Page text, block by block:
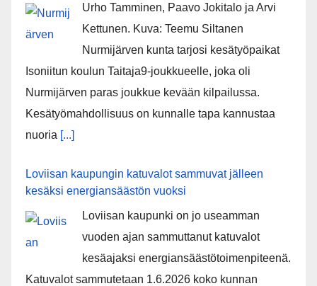
Urho Tamminen, Paavo Jokitalo ja Arvi
Kettunen. Kuva: Teemu Siltanen
Nurmijärven kunta tarjosi kesätyöpaikat
Isoniitun koulun Taitaja9-joukkueelle, joka oli
Nurmijärven paras joukkue kevään kilpailussa.
Kesätyömahdollisuus on kunnalle tapa kannustaa
nuoria [...]
Loviisan kaupungin katuvalot sammuvat jälleen
kesäksi energiansäästön vuoksi
Loviisan kaupunki on jo useamman
vuoden ajan sammuttanut katuvalot
kesäajaksi energiansäästötoimenpiteenä.
Katuvalot sammutetaan 1.6.2026 koko kunnan